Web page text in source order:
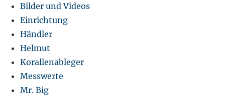
Bilder und Videos
Einrichtung
Händler
Helmut
Korallenableger
Messwerte
Mr. Big